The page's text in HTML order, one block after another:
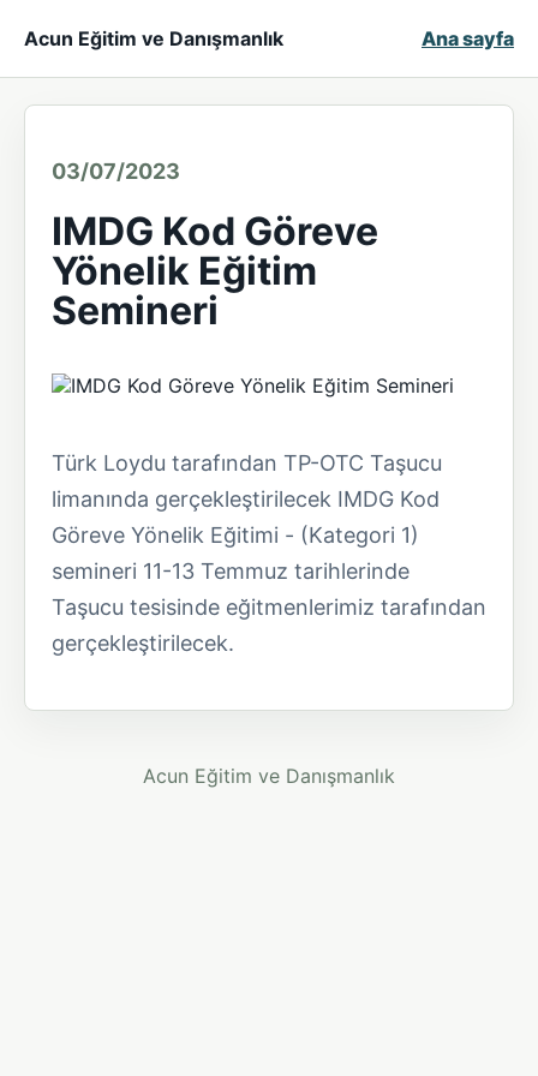
Acun Eğitim ve Danışmanlık Ana sayfa
03/07/2023
IMDG Kod Göreve
Yönelik Eğitim
Semineri
Türk Loydu tarafından TP-OTC Taşucu
limanında gerçekleştirilecek IMDG Kod
Göreve Yönelik Eğitimi - (Kategori 1)
semineri 11-13 Temmuz tarihlerinde
Taşucu tesisinde eğitmenlerimiz tarafından
gerçekleştirilecek.
Acun Eğitim ve Danışmanlık